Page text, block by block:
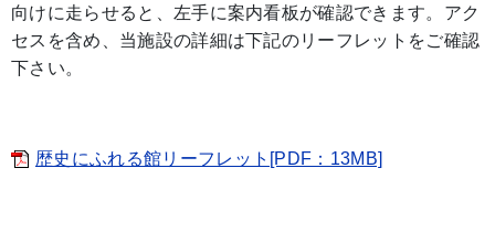
向けに走らせると、左手に案内看板が確認できます。アク
セスを含め、当施設の詳細は下記のリーフレットをご確認
下さい。
歴史にふれる館リーフレット[PDF：13MB]